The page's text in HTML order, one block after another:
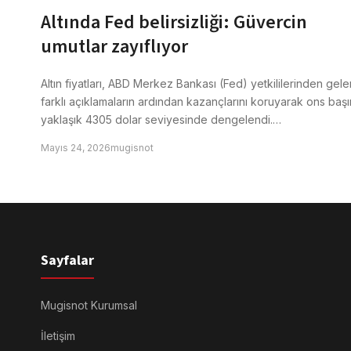
Altında Fed belirsizliği: Güvercin
umutlar zayıflıyor
Altın fiyatları, ABD Merkez Bankası (Fed) yetkililerinden
farklı açıklamaların ardından kazançlarını koruyarak ons
yaklaşık 4305 dolar seviyesinde dengelendi.…
Mayıs 24, 2026mugisnot
Sayfalar
Mugisnot Kurumsal
İletişim